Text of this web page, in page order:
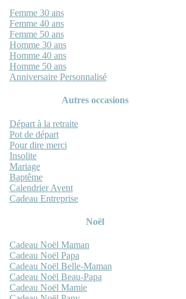
Femme 30 ans
Femme 40 ans
Femme 50 ans
Homme 30 ans
Homme 40 ans
Homme 50 ans
Anniversaire Personnalisé
Autres occasions
Départ à la retraite
Pot de départ
Pour dire merci
Insolite
Mariage
Baptême
Calendrier Avent
Cadeau Entreprise
Noël
Cadeau Noël Maman
Cadeau Noël Papa
Cadeau Noël Belle-Maman
Cadeau Noël Beau-Papa
Cadeau Noël Mamie